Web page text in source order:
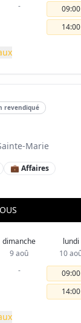
-
09:00
14:00
revendiqué
Marie
💼 Affaires
dimanche
9 aoû
-
lundi
10
09:00
14:00